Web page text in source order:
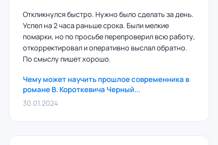
Откликнулся быстро. Нужно было сделать за день.
Успел на 2 часа раньше срока. Были мелкие
помарки, но по просьбе перепроверил всю работу,
откорректировал и оперативно выслал обратно.
По смыслу пишет хорошо.
Чему может научить прошлое современника в
романе В. Короткевича Черный...
30.01.2024